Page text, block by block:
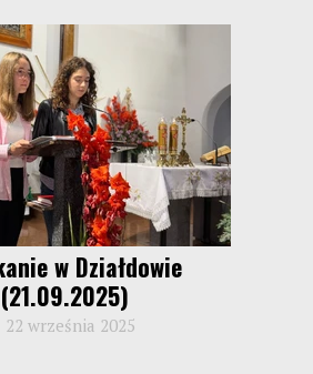
w Działdowie
(21.09.2025)
22 września 2025